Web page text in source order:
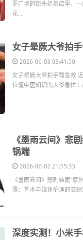
罗广场的街头奶茶店里，
花...
女子晕厥大爷拍
2026-06-03 03:41:50
女子晕厥大爷拍手臂急救
位懂中医知识的大爷急忙
《墨雨云间》悲
锅端
2026-06-02 21:55:33
《墨雨云间》悲剧结尾“
露：艺术与媒体伦理的交
深度实测！小米